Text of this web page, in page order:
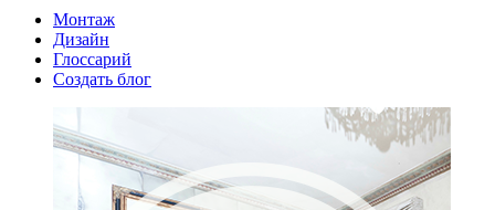
Монтаж
Дизайн
Глоссарий
Создать блог